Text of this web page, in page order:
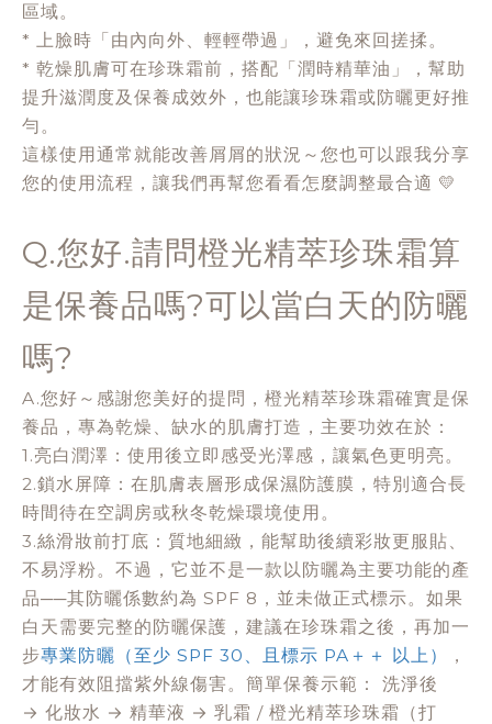
區域。
* 上臉時「由內向外、輕輕帶過」，避免來回搓揉。
* 乾燥肌膚可在珍珠霜前，搭配「潤時精華油」，幫助
提升滋潤度及保養成效外，也能讓珍珠霜或防曬更好推
勻。
這樣使用通常就能改善屑屑的狀況～您也可以跟我分享
您的使用流程，讓我們再幫您看看怎麼調整最合適 💛
Q.您好.請問橙光精萃珍珠霜算
是保養品嗎?可以當白天的防曬
嗎?
A.您好～感謝您美好的提問，橙光精萃珍珠霜確實是保
養品，專為乾燥、缺水的肌膚打造，主要功效在於：
1.亮白潤澤：使用後立即感受光澤感，讓氣色更明亮。
2.鎖水屏障：在肌膚表層形成保濕防護膜，特別適合長
時間待在空調房或秋冬乾燥環境使用。
3.絲滑妝前打底：質地細緻，能幫助後續彩妝更服貼、
不易浮粉。不過，它並不是一款以防曬為主要功能的產
品──其防曬係數約為 SPF 8，並未做正式標示。如果
白天需要完整的防曬保護，建議在珍珠霜之後，再加一
步專業防曬（至少 SPF 30、且標示 PA＋＋ 以上）
，
才能有效阻擋紫外線傷害。簡單保養示範： 洗淨後
→ 化妝水 → 精華液 → 乳霜 / 橙光精萃珍珠霜（打